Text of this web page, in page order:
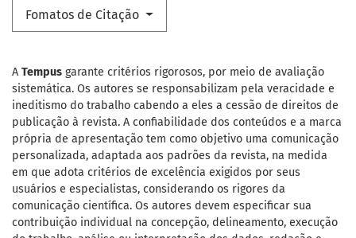
Fomatos de Citação
A Tempus garante critérios rigorosos, por meio de avaliação
sistemática. Os autores se responsabilizam pela veracidade e
ineditismo do trabalho cabendo a eles a cessão de direitos de
publicação à revista. A confiabilidade dos conteúdos e a marca
própria de apresentação tem como objetivo uma comunicação
personalizada, adaptada aos padrões da revista, na medida
em que adota critérios de excelência exigidos por seus
usuários e especialistas, considerando os rigores da
comunicação científica. Os autores devem especificar sua
contribuição individual na concepção, delineamento, execução